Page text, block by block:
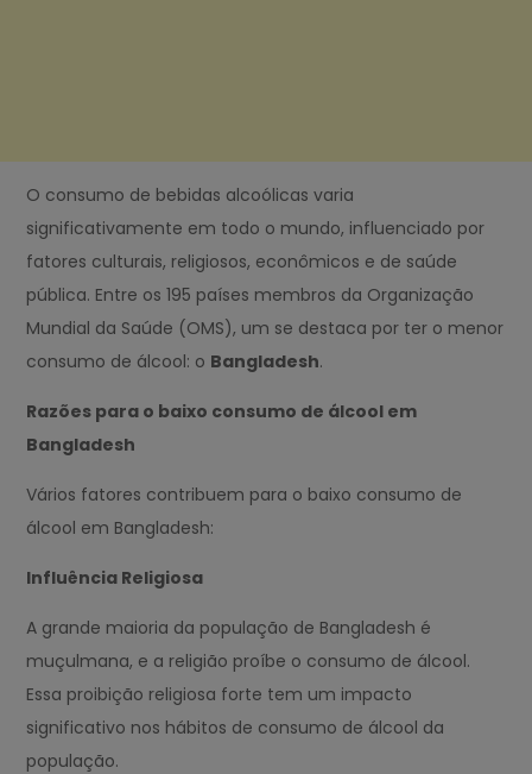
O consumo de bebidas alcoólicas varia
significativamente em todo o mundo, influenciado por
fatores culturais, religiosos, econômicos e de saúde
pública. Entre os 195 países membros da Organização
Mundial da Saúde (OMS), um se destaca por ter o menor
consumo de álcool: o Bangladesh.
Razões para o baixo consumo de álcool em
Bangladesh
Vários fatores contribuem para o baixo consumo de
álcool em Bangladesh:
Influência Religiosa
A grande maioria da população de Bangladesh é
muçulmana, e a religião proíbe o consumo de álcool.
Essa proibição religiosa forte tem um impacto
significativo nos hábitos de consumo de álcool da
população.